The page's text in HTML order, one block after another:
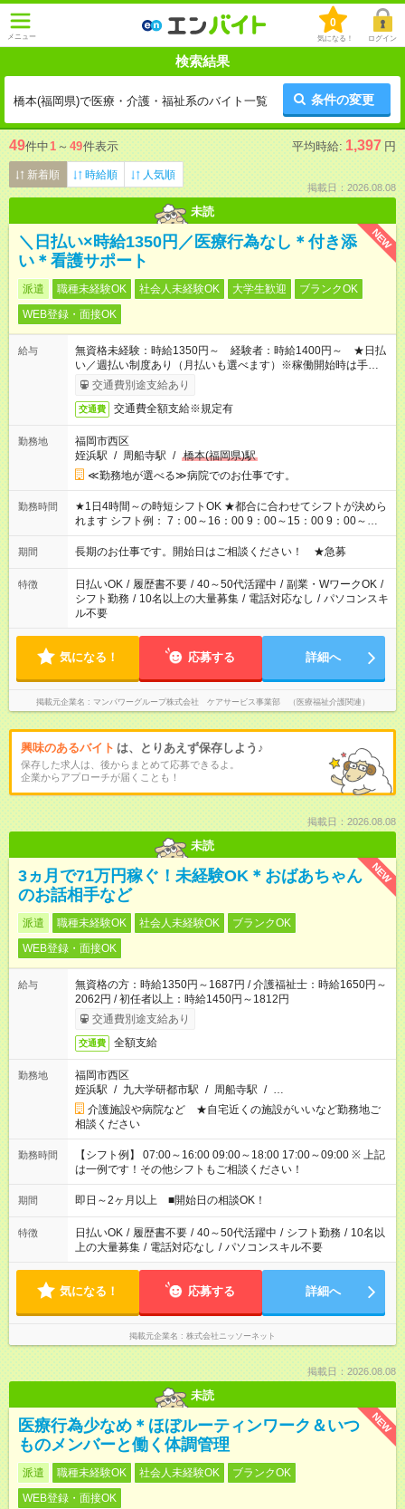
メニュー
0
気になる！ ログイン
検索結果
橋本(福岡県)で医療・介護・福祉系のバイト一覧 条件の変更
49件中1 ～ 49件表示 平均時給: 1,397 円
新着順 時給順 人気順
掲載日：2026.08.08
未読
NEW
＼日払い×時給1350円／医療行為なし＊付き添
い＊看護サポート
派遣 職種未経験OK 社会人未経験OK 大学生歓迎
ブランクOK
WEB登録・面接OK
給与
無資格未経験：時給1350円～ 経験者：時給1400円～ ★日払
い／週払い制度あり（月払いも選べます）※稼働開始時は手続き
完了次第のお支払いとなります。
交通費別途支給あり
交通費 交通費全額支給※規定有
勤務地
福岡市西区
姪浜駅 / 周船寺駅 / 橋本(福岡県)駅
≪勤務地が選べる≫病院でのお仕事です。
勤務時間
★1日4時間～の時短シフトOK ★都合に合わせてシフトが決めら
れます シフト例： 7：00～16：00 9：00～15：00 9：00～
18：00 11：00～20：00 など ※Wワークの場合、他のお仕事と
合わせ週40時間超の就業はご案内できません ※法令に基づき、
派遣法（日雇い派遣の原則禁止）により、短時間・短期間の就
業はご案内が難しい場合があります
期間 長期のお仕事です。開始日はご相談ください！ ★急募
特徴 日払いOK / 履歴書不要 / 40～50代活躍中 / 副業・WワークOK /
シフト勤務 / 10名以上の大量募集 / 電話対応なし / パソコンスキ
ル不要
気になる！ 応募する 詳細へ
掲載元企業名 マンパワーグループ株式会社 ケアサービス事業部 （医療福祉介護関連）
興味のあるバイト は、とりあえず保存しよう♪
保存した求人は、後からまとめて応募できるよ。
企業からアプローチが届くことも！
掲載日：2026.08.08
未読
NEW
3ヵ月で71万円稼ぐ！未経験OK＊おばあちゃん
のお話相手など
派遣 職種未経験OK 社会人未経験OK
ブランクOK
WEB登録・面接OK
給与
無資格の方：時給1350円～1687円 / 介護福祉士：時給1650円～
2062円 / 初任者以上：時給1450円～1812円
交通費別途支給あり
交通費 全額支給
勤務地
福岡市西区
姪浜駅 / 九大学研都市駅 / 周船寺駅 / …
介護施設や病院など ★自宅近くの施設がいいなど勤務地ご
相談ください
勤務時間
【シフト例】 07:00～16:00 09:00～18:00 17:00～09:00 ※ 上記
は一例です！その他シフトもご相談ください！
期間 即日～2ヶ月以上 ■開始日の相談OK！
特徴 日払いOK / 履歴書不要 / 40～50代活躍中 / シフト勤務 / 10名以
上の大量募集 / 電話対応なし / パソコンスキル不要
気になる！ 応募する 詳細へ
掲載元企業名 株式会社ニッソーネット
掲載日：2026.08.08
未読
NEW
医療行為少なめ＊ほぼルーティンワーク＆いつ
ものメンバーと働く体調管理
派遣 職種未経験OK 社会人未経験OK
ブランクOK
WEB登録・面接OK